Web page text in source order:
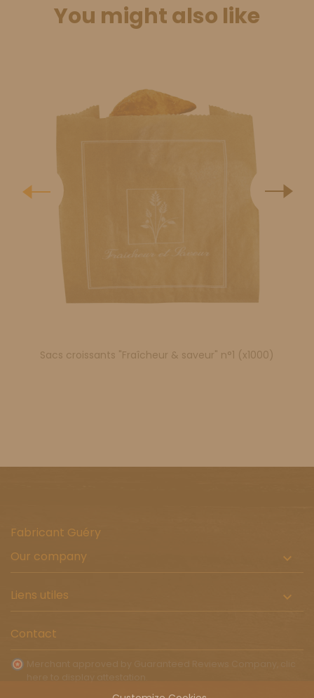
You might also like
Sacs croissants "Fraîcheur & saveur" n°1 (x1000)
Fabricant Guéry
Our company

Liens utiles 
Contact